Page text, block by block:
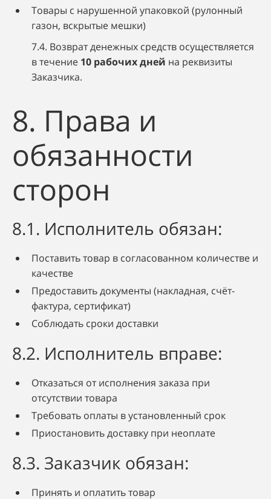
Товары с нарушенной упаковкой (рулонный
газон, вскрытые мешки)
7.4. Возврат денежных средств осуществляется
в течение 10 рабочих дней на реквизиты
Заказчика.
8. Права и
обязанности
сторон
8.1. Исполнитель обязан:
Поставить товар в согласованном количестве и
качестве
Предоставить документы (накладная, счёт-
фактура, сертификат)
Соблюдать сроки доставки
8.2. Исполнитель вправе:
Отказаться от исполнения заказа при
отсутствии товара
Требовать оплаты в установленный срок
Приостановить доставку при неоплате
8.3. Заказчик обязан:
Принять и оплатить товар